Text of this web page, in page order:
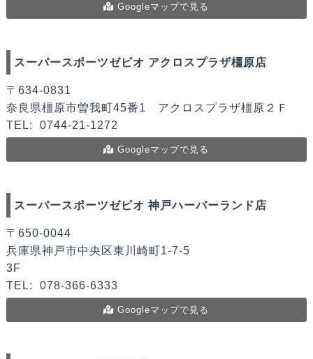
Googleマップで見る
スーパースポーツゼビオ アクロスプラザ橿原店
〒634-0831
奈良県橿原市曽我町45番1 アクロスプラザ橿原２Ｆ
TEL:
0744-21-1272
Googleマップで見る
スーパースポーツゼビオ 神戸ハーバーランド店
〒650-0044
兵庫県神戸市中央区東川崎町1-7-5
3F
TEL:
078-366-6333
Googleマップで見る